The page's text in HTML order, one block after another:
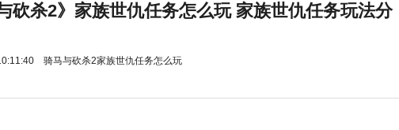
砍杀2》家族世仇任务怎么玩 家族世仇任务玩法分
骑马与砍杀2家族世仇任务怎么玩